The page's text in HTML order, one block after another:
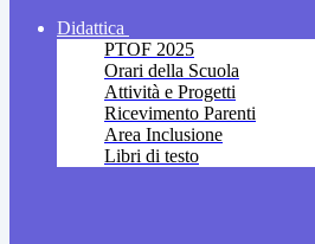
Didattica
PTOF 2025
Orari della Scuola
Attività e Progetti
Ricevimento Parenti
Area Inclusione
Libri di testo